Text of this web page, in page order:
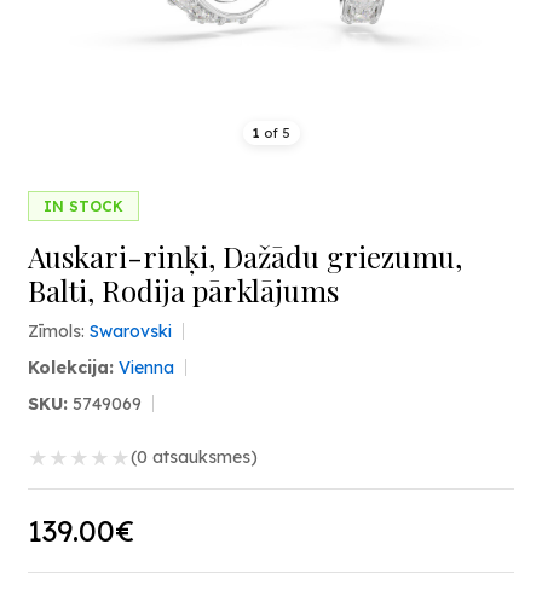
1 of 5
IN STOCK
Auskari-rinķi, Dažādu griezumu,
Balti, Rodija pārklājums
Zīmols: Swarovski
Kolekcija: Vienna
SKU: 5749069
★ ★ ★ ★ ★(0 atsauksmes)
139.00€